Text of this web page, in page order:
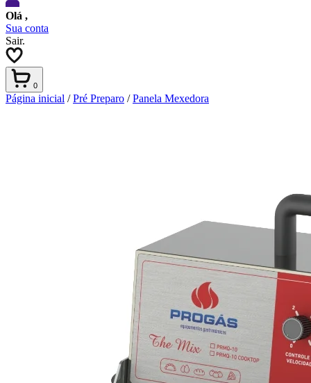
Olá ,
Sua conta
Sair.
0
Página inicial /Pré Preparo /Panela Mexedora